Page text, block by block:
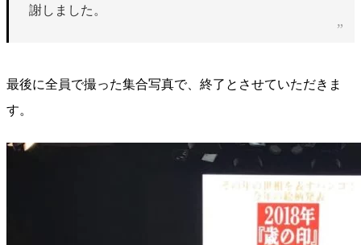
謝しました。
最後に全員で撮った集合写真で、終了とさせていただきま
す。